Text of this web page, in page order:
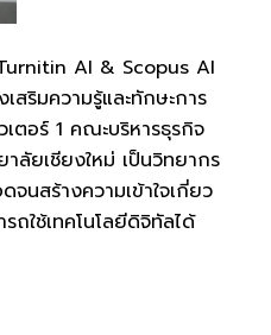
AI & Scopus AI
ริมความรู้และทักษะการ
ตอร์ 1 คณะบริหารธุรกิจ
ลัยเชียงใหม่ เป็นวิทยากร
นสร้างความเข้าใจเกี่ยว
ถใช้เทคโนโลยีดิจิทัลได้